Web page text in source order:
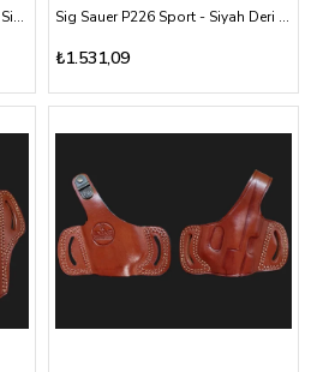
Sig Sauer P226 Yarım Kelebek - Siyah Deri Kılıf Çeşitleri Sig Sauer P226 Sport - Siyah Deri Kılıf Çeşitleri
₺1.531,09